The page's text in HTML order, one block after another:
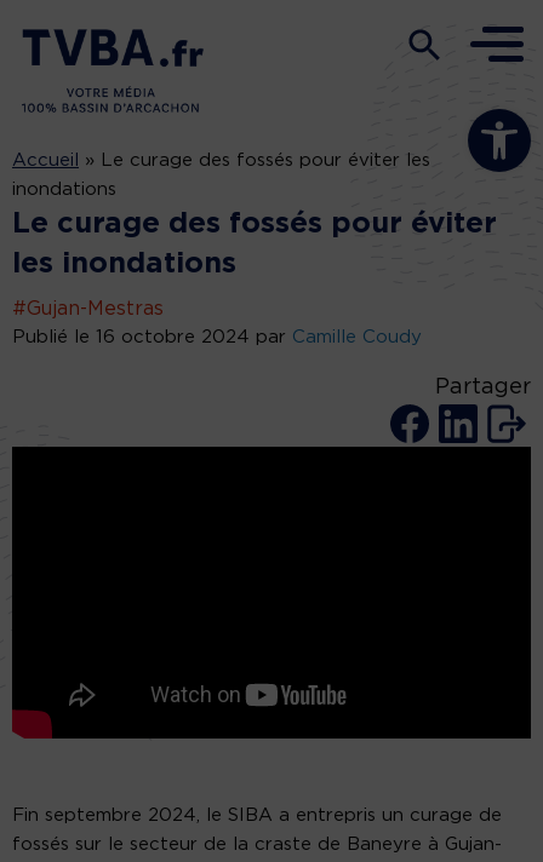
Ouvrir la
Accueil »
Le curage des fossés pour éviter les
inondations
Le curage des fossés pour éviter
les inondations
#Gujan-Mestras
Publié le 16 octobre 2024 par Camille Coudy
Partager
Fin septembre 2024, le SIBA a entrepris un curage de
fossés sur le secteur de la craste de Baneyre à Gujan-